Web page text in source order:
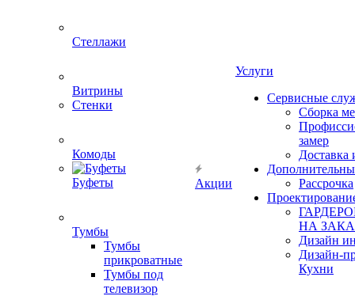
Стеллажи
Витрины
Стенки
Комоды
Буфеты
Тумбы
Тумбы
прикроватные
Тумбы под
телевизор
Акции
Услуги
Сервисные
Сборка
замер
Доставка
Рассрочка
НА
Дизайн
Дизайн-
Кухни